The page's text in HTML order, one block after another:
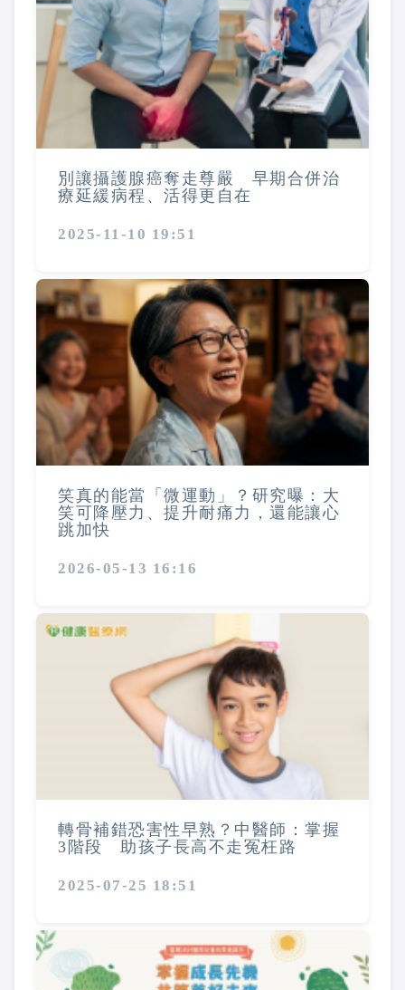
別讓攝護腺癌奪走尊嚴 早期合併治
療延緩病程、活得更自在
2025-11-10 19:51
笑真的能當「微運動」？研究曝：大
笑可降壓力、提升耐痛力，還能讓心
跳加快
2026-05-13 16:16
轉骨補錯恐害性早熟？中醫師：掌握
3階段 助孩子長高不走冤枉路
2025-07-25 18:51